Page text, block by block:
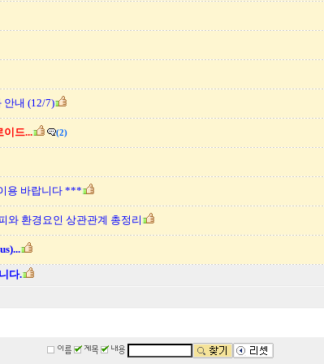
안내 (12/7)
이드... (2)
용 바랍니다 ***
와 환경요인 상관관계 총정리
다.